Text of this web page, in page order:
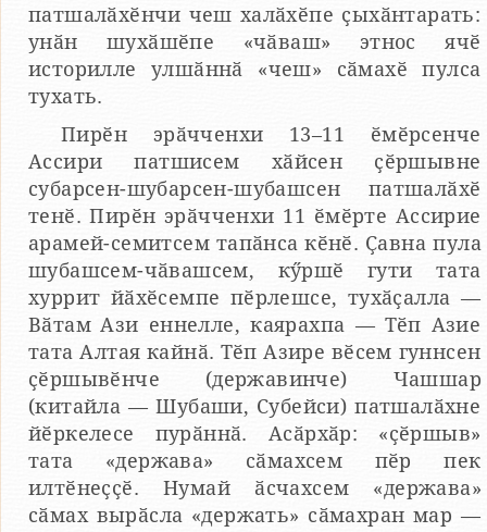
патшалӑхӗнчи чеш халӑхӗпе ҫыхӑнтарать:
унӑн шухӑшӗпе «чӑваш» этнос ячӗ
историлле улшӑннӑ «чеш» сӑмахӗ пулса
тухать.
Пирӗн эрӑчченхи 13–11 ӗмӗрсенче
Ассири патшисем хӑйсен ҫӗршывне
субарсен-шубарсен-шубашсен патшалӑхӗ
тенӗ. Пирӗн эрӑчченхи 11 ӗмӗрте Ассирие
арамей-семитсем тапӑнса кӗнӗ. Ҫавна пула
шубашсем-чӑвашсем, кӳршӗ гути тата
хуррит йӑхӗсемпе пӗрлешсе, тухӑҫалла —
Вӑтам Ази еннелле, каярахпа — Тӗп Азие
тата Алтая кайнӑ. Тӗп Азире вӗсем гуннсен
ҫӗршывӗнче (державинче) Чашшар
(китайла — Шубаши, Субейси) патшалӑхне
йӗркелесе пурӑннӑ. Асӑрхӑр: «ҫӗршыв»
тата «держава» сӑмахсем пӗр пек
илтӗнеҫҫӗ. Нумай ӑсчахсем «держава»
сӑмах вырӑсла «держать» сӑмахран мар —